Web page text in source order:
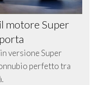
motore Super
versione Super
perfetto tra